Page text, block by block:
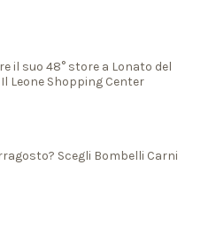
il suo 48° store a Lonato del
Leone Shopping Center
Scegli Bombelli Carni